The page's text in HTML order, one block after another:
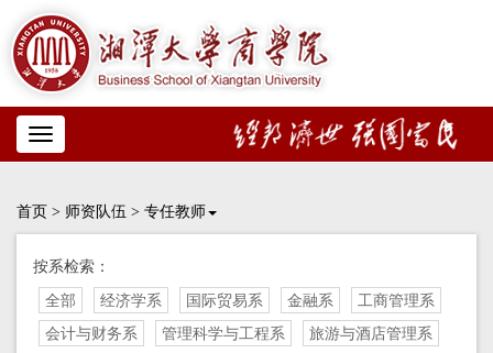
Toggle
navigation
首页 > 师资队伍 > 专任教师
按系检索：
全部 经济学系 国际贸易系 金融系
工商管理系
会计与财务系
管理科学与工程系
旅游与酒店管理系